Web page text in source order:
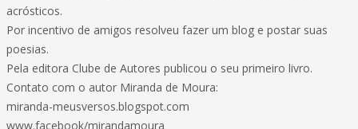
acrósticos.
Por incentivo de amigos resolveu fazer um blog e postar suas
poesias.
Pela editora Clube de Autores publicou o seu primeiro livro.
Contato com o autor Miranda de Moura:
miranda-meusversos.blogspot.com
www.facebook/mirandamoura